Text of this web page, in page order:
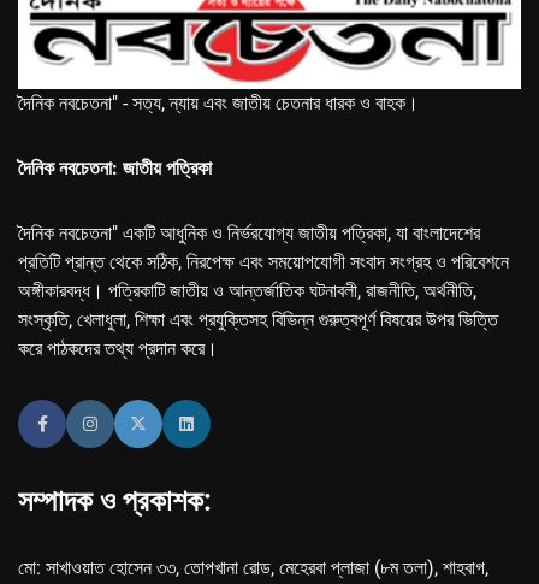
দৈনিক নবচেতনা" - সত্য, ন্যায় এবং জাতীয় চেতনার ধারক ও বাহক।
দৈনিক নবচেতনা: জাতীয় পত্রিকা
দৈনিক নবচেতনা" একটি আধুনিক ও নির্ভরযোগ্য জাতীয় পত্রিকা, যা বাংলাদেশের
প্রতিটি প্রান্ত থেকে সঠিক, নিরপেক্ষ এবং সময়োপযোগী সংবাদ সংগ্রহ ও পরিবেশনে
অঙ্গীকারবদ্ধ। পত্রিকাটি জাতীয় ও আন্তর্জাতিক ঘটনাবলী, রাজনীতি, অর্থনীতি,
সংস্কৃতি, খেলাধুলা, শিক্ষা এবং প্রযুক্তিসহ বিভিন্ন গুরুত্বপূর্ণ বিষয়ের উপর ভিত্তি
করে পাঠকদের তথ্য প্রদান করে।
সম্পাদক ও প্রকাশক:
মো: সাখাওয়াত হোসেন ৩৩, তোপখানা রোড, মেহেরবা প্লাজা (৮ম তলা), শাহবাগ,